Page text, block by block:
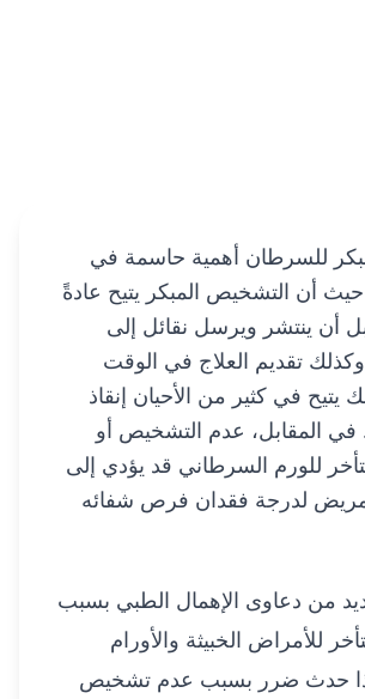
للسرطان أهمية حاسمة في
أن التشخيص المبكر يتيح عادةً
أن ينتشر ويرسل نقائل إلى
تقديم العلاج في الوقت
يتيح في كثير من الأحيان إنقاذ
في المقابل، عدم التشخيص أو
للورم السرطاني قد يؤدي إلى
لدرجة فقدان فرص شفائه
من دعاوى الإهمال الطبي بسبب
للأمراض الخبيثة والأورام
حدث ضرر بسبب عدم تشخيص